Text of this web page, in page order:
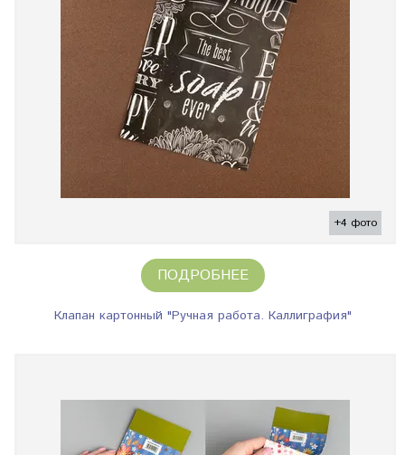
+4 фото
ПОДРОБНЕЕ
Клапан картонный "Ручная работа. Каллиграфия"